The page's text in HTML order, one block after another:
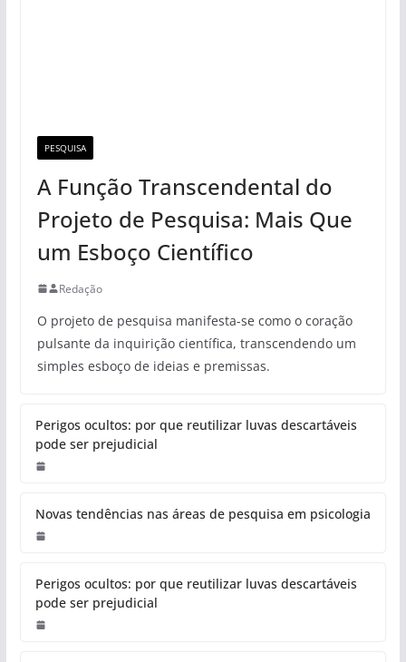
PESQUISA
A Função Transcendental do
Projeto de Pesquisa: Mais Que
um Esboço Científico
Redação
O projeto de pesquisa manifesta-se como o coração
pulsante da inquirição científica, transcendendo um
simples esboço de ideias e premissas.
Perigos ocultos: por que reutilizar luvas descartáveis
pode ser prejudicial
Novas tendências nas áreas de pesquisa em psicologia
Perigos ocultos: por que reutilizar luvas descartáveis
pode ser prejudicial